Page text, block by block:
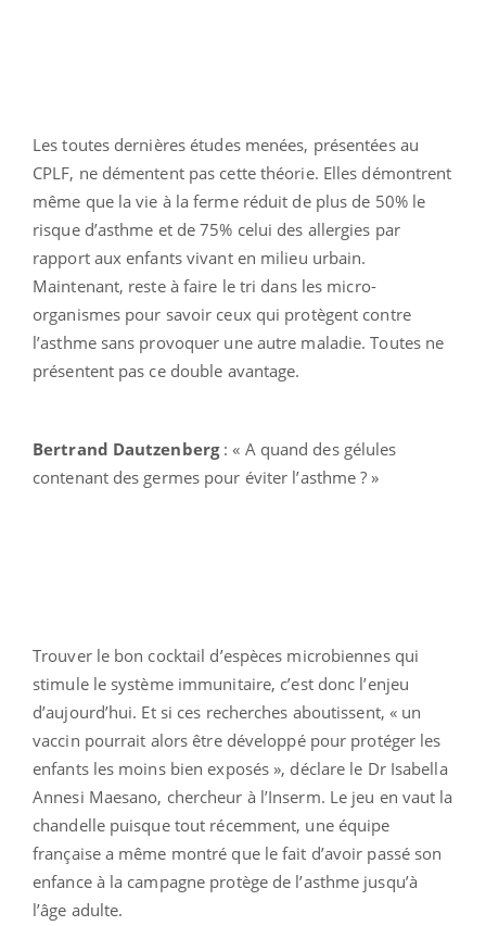
Les toutes dernières études menées, présentées au
CPLF, ne démentent pas cette théorie. Elles démontrent
même que la vie à la ferme réduit de plus de 50% le
risque d’asthme et de 75% celui des allergies par
rapport aux enfants vivant en milieu urbain.
Maintenant, reste à faire le tri dans les micro-
organismes pour savoir ceux qui protègent contre
l’asthme sans provoquer une autre maladie. Toutes ne
présentent pas ce double avantage.
Bertrand Dautzenberg : « A quand des gélules
contenant des germes pour éviter l’asthme ? »
Trouver le bon cocktail d’espèces microbiennes qui
stimule le système immunitaire, c’est donc l’enjeu
d’aujourd’hui. Et si ces recherches aboutissent, « un
vaccin pourrait alors être développé pour protéger les
enfants les moins bien exposés », déclare le Dr Isabella
Annesi Maesano, chercheur à l’Inserm. Le jeu en vaut la
chandelle puisque tout récemment, une équipe
française a même montré que le fait d’avoir passé son
enfance à la campagne protège de l’asthme jusqu’à
l’âge adulte.